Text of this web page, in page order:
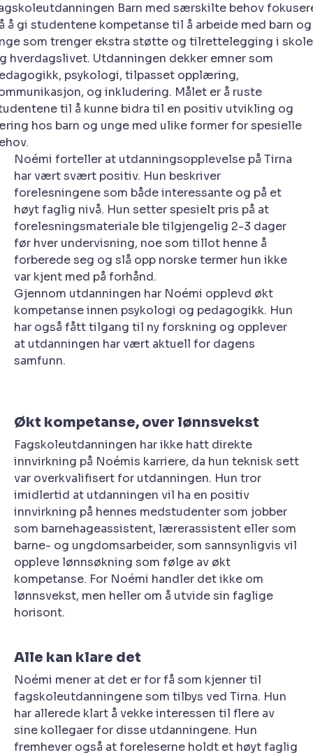
Barn med særskilte behov
å gi studentene kompetanse til å arbeide med barn og
som trenger ekstra støtte og tilrettelegging i
hverdagslivet. Utdanningen dekker emner som
psykologi, tilpasset opplæring,
og inkludering. Målet er å ruste
til å kunne bidra til en positiv utvikling og
hos barn og unge med ulike former for spesielle
Noémi forteller at utdanningsopplevelse på Tirna
har vært svært positiv. Hun beskriver
forelesningene som både interessante og på et
høyt faglig nivå. Hun setter spesielt pris på at
forelesningsmateriale ble tilgjengelig 2-3 dager
før hver undervisning, noe som tillot henne å
forberede seg og slå opp norske termer hun ikke
var kjent med på forhånd.
Gjennom utdanningen har Noémi opplevd økt
kompetanse innen psykologi og pedagogikk. Hun
har også fått tilgang til ny forskning og opplever
at utdanningen har vært aktuell for dagens
samfunn.
Økt kompetanse, over lønnsvekst
Fagskoleutdanningen har ikke hatt direkte
innvirkning på Noémis karriere, da hun teknisk sett
var overkvalifisert for utdanningen. Hun tror
imidlertid at utdanningen vil ha en positiv
innvirkning på hennes medstudenter som jobber
som barnehageassistent, lærerassistent eller som
barne- og ungdomsarbeider, som sannsynligvis vil
oppleve lønnsøkning som følge av økt
kompetanse. For Noémi handler det ikke om
lønnsvekst, men heller om å utvide sin faglige
horisont.
Alle kan klare det
Noémi mener at det er for få som kjenner til
fagskoleutdanningene som tilbys ved Tirna. Hun
har allerede klart å vekke interessen til flere av
sine kollegaer for disse utdanningene. Hun
fremhever også at foreleserne holdt et høyt faglig